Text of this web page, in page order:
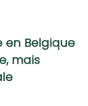
en Belgique
mais